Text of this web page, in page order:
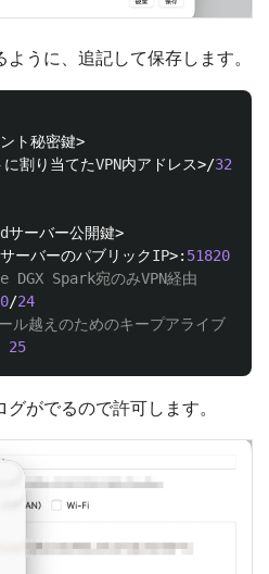
うに、追記して保存します。
割り当てたVPN内アドレス>/32
サーバーのパブリックIP>: 51820
0/24
25
がでるので許可します。